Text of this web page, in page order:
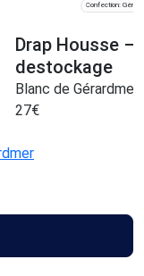
Confection:
Drap Housse –
destockage
Blanc de Gérardmer
27€